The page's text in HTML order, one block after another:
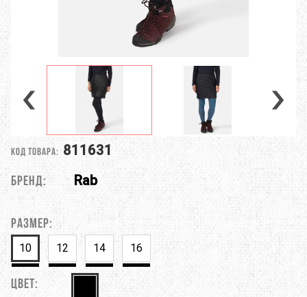
Код товара: 811631
Бренд: Rab
Размер:
10 12 14 16
Цвет: